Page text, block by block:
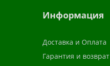
Информация
Доставка и Оплата
Гарантия и возврат